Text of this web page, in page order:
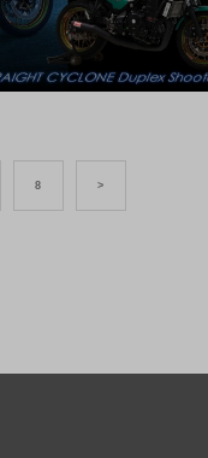
8 >